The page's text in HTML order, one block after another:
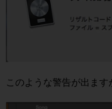
このような警告が出ます